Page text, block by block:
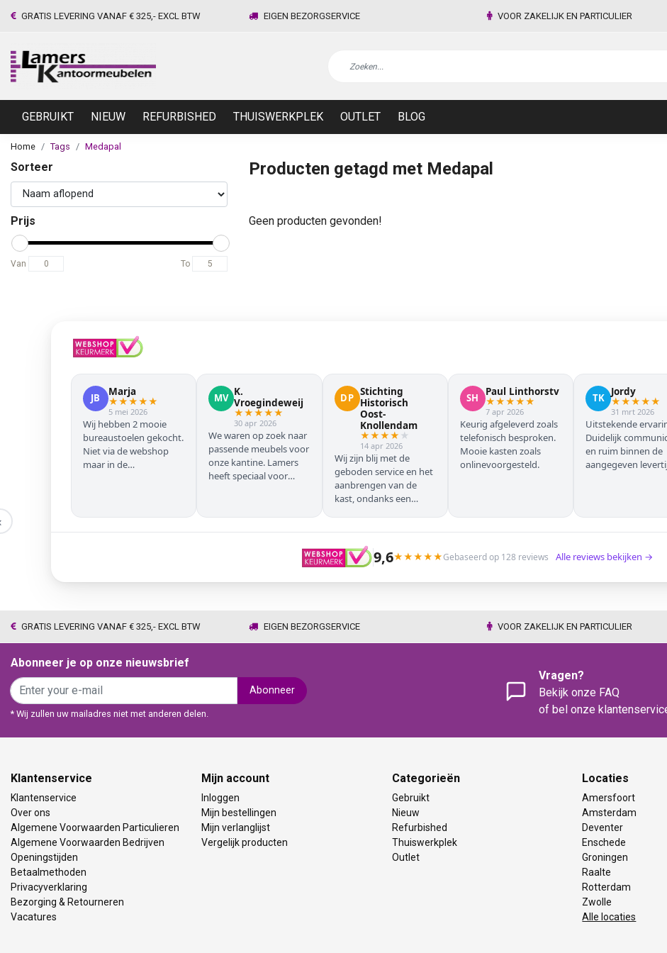
GRATIS LEVERING VANAF € 325,- EXCL BTW EIGEN BEZORGSERVICE VOOR ZAKELIJK EN PARTICULIER
GEBRUIKT NIEUW REFURBISHED THUISWERKPLEK OUTLET BLOG
Home Tags Medapal
Sorteer
Prijs
Van To
Producten getagd met Medapal
Geen producten gevonden!
JB
Marja
★★★★★
5 mei 2026
Wij hebben 2 mooie
bureaustoelen gekocht.
Niet via de webshop
maar in de
MV
K.
Vroegindeweij
★★★★★
30 apr 2026
We waren op zoek naar
passende meubels voor
onze kantine. Lamers
heeft speciaal voor
zodat we geen beuken
met eiken door elkaar
DP
Stichting
Historisch
Oost-
Knollendam
★★★★ ★
14 apr 2026
Wij zijn blij met de
geboden service en het
aanbrengen van de
kast, ondanks een
wij dit vooraf gemeld),
maar dat ging zonder
SH
Paul Linthorstv
★★★★★
7 apr 2026
Keurig afgeleverd zoals
telefonisch besproken.
Mooie kasten zoals
onlinevoorgesteld.
TK
Jordy
★★★★★
31 mrt 2026
Uitstekende
Duidelijk
en ruim binnen de
aangegeven
9,6★★★★★Gebaseerd op 128 reviews Alle reviews bekijken →
GRATIS LEVERING VANAF € 325,- EXCL BTW EIGEN BEZORGSERVICE VOOR ZAKELIJK EN PARTICULIER
Abonneer je op onze nieuwsbrief
Abonneer
* Wij zullen uw mailadres niet met anderen delen.
Vragen?
Bekijk onze FAQ
of bel onze
Klantenservice
Klantenservice
Over ons
Algemene Voorwaarden Particulieren
Algemene Voorwaarden Bedrijven
Openingstijden
Betaalmethoden
Privacyverklaring
Bezorging & Retourneren
Vacatures
Mijn account
Inloggen
Mijn bestellingen
Mijn verlanglijst
Vergelijk producten
Categorieën
Gebruikt
Nieuw
Refurbished
Thuiswerkplek
Outlet
Locaties
Amersfoort
Amsterdam
Deventer
Enschede
Groningen
Raalte
Rotterdam
Zwolle
Alle locaties